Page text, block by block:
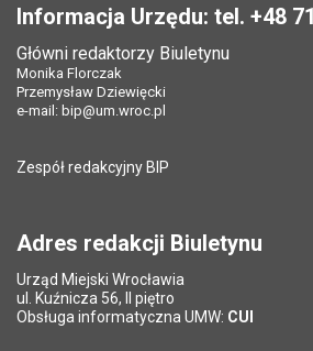
Informacja Urzędu: tel. +48
Główni redaktorzy Biuletynu
Monika Florczak
Przemysław Dziewięcki
e-mail: bip@um.wroc.pl
Zespół redakcyjny BIP
Adres redakcji Biuletynu
Urząd Miejski Wrocławia
ul. Kuźnicza 56, II piętro
Obsługa informatyczna UMW: CUI